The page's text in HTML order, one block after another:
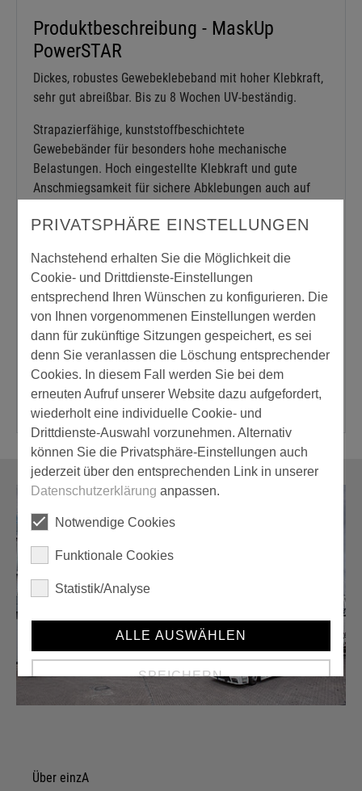
Produktbeschreibung - MaskUp
PowerSTAR
Dickes, robustes Gewebeklebeband mit hoher Klebkraft,
sehr gut abreißbar. Bis zu 8 Wochen UV-beständig.
Strapazierfähige, kunststoffbeschichtete
Gewebebänder für besonders hohe mechanische
Belastungen. Hoch eingestellte Klebkraft und gute
Anschmiegsamkeit für sichere Abklebungen auch auf
für rückstandsfreies Entfernen bei Außenanwendungen
im angegebenem Zeitraum.
Länge:
25,00 m
Über einzA
PRIVATSPHÄRE EINSTELLUNGEN
Nachstehend erhalten Sie die Möglichkeit die
Cookie- und Drittdienste-Einstellungen
entsprechend Ihren Wünschen zu konfigurieren. Die
von Ihnen vorgenommenen Einstellungen werden
dann für zukünftige Sitzungen gespeichert, es sei
denn Sie veranlassen die Löschung entsprechender
Cookies. In diesem Fall werden Sie bei dem
erneuten Aufruf unserer Website dazu aufgefordert,
wiederholt eine individuelle Cookie- und
Drittdienste-Auswahl vorzunehmen. Alternativ
können Sie die Privatsphäre-Einstellungen auch
jederzeit über den entsprechenden Link in unserer
Datenschutzerklärung anpassen.
Notwendige Cookies
Funktionale Cookies
Statistik/Analyse
ALLE AUSWÄHLEN
SPEICHERN